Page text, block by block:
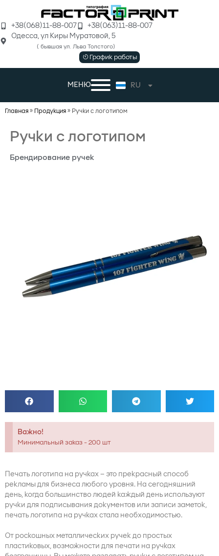
+38(068)11-88-007
+38(063)11-88-007
Одеcса, ул Киры Муратовой, 5
( бывшая ул. Льва Толстого)
График работы
МЕНЮ RU
UK
Главная » Продукция » Ручки с логотипом
Ручки с логотипом
Брендирование ручек
Печать логотипа на ручках – это прекрасный способ
рекламы для бизнеса любого уровня. На сегодняшний
день, когда большинство людей каждый день используют
ручки для подписывания документов или записи заметок,
печать логотипа на ручках стала необходимостью.
От роскошных металлических ручек до простых
пластиковых, возможности для печати на ручках
Важно!
Минимальный заказ - 200 шт